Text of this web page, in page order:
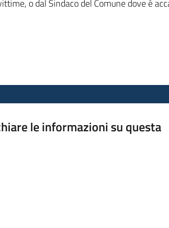
o dal Sindaco del Comune dove è
le informazioni su questa